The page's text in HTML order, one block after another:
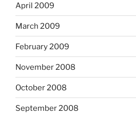
April 2009
March 2009
February 2009
November 2008
October 2008
September 2008